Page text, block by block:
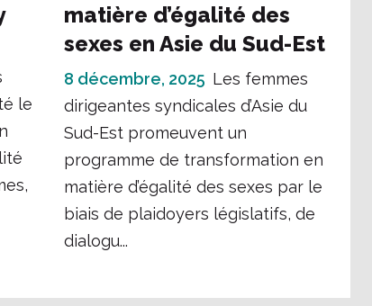
le
matière d’égalité des
sexes en Asie du Sud-Est
8 décembre, 2025 Les femmes
dirigeantes syndicales d’Asie du
Sud-Est promeuvent un
programme de transformation en
matière d’égalité des sexes par le
biais de plaidoyers législatifs, de
dialogu...